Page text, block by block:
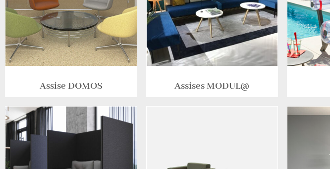
Assise DOMOS Assises MODUL@